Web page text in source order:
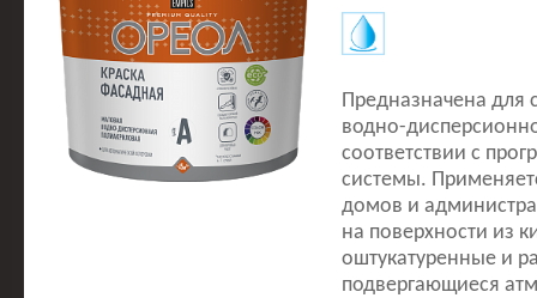
Предназначена для
водно-
соответствии с
системы.
домов и
на поверхности из
оштукатуренные и
подвергающиеся